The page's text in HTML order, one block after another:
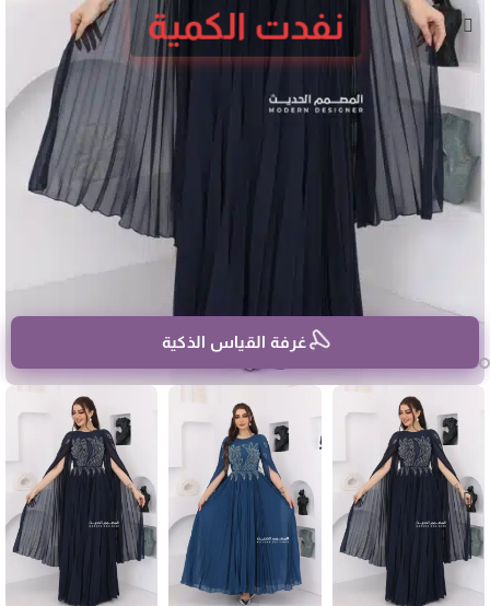
نفدت الكمية
غرفة القياس الذكية